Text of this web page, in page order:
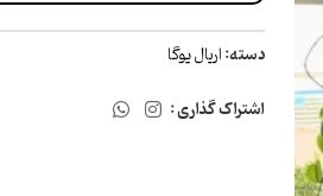
دسته:اریال یوگا
اشتراک گذاری :